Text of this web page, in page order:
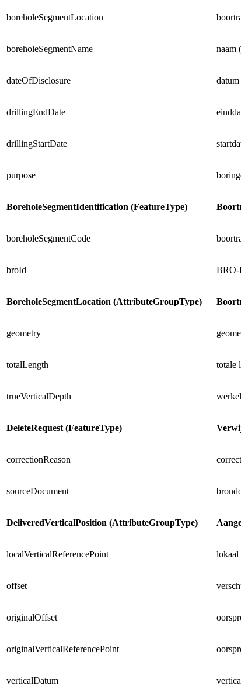
boreholeSegmentLocation
boreholeSegmentName naam
dateOfDisclosure
drillingEndDate
drillingStartDate
purpose
BoreholeSegmentIdentification (FeatureType)
boreholeSegmentCode
broId BRO-
BoreholeSegmentLocation (AttributeGroupType)
geometry
totalLength totale
trueVerticalDepth
DeleteRequest (FeatureType)
correctionReason
sourceDocument
DeliveredVerticalPosition (AttributeGroupType)
localVerticalReferencePoint lokaal
offset
originalOffset
originalVerticalReferencePoint
verticalDatum